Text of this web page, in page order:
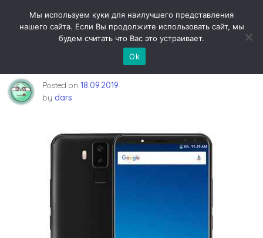
Новости технологий
Vernee X: взрыв рынка — Vernee
Posted on 18.09.2019
by dars
Мы используем куки для наилучшего представления
нашего сайта. Если Вы продолжите использовать сайт, мы
будем считать что Вас это устраивает.
Ok